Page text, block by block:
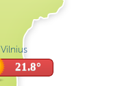
Vilnius
21.8°